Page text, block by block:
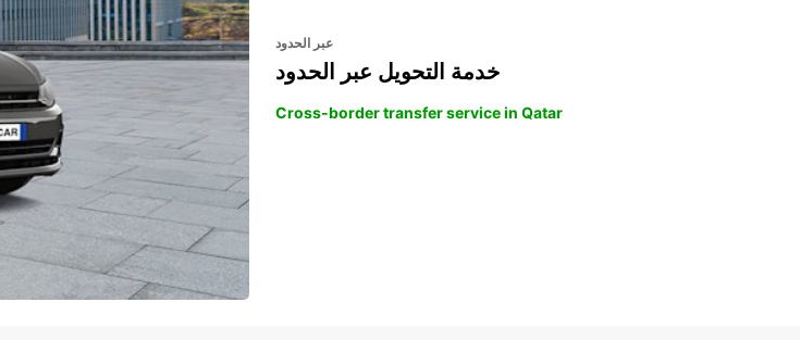
عبر الحدود
خدمة التحويل عبر الحدود
Cross-border transfer service in Qatar